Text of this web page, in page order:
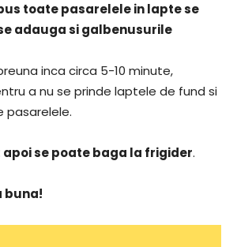
toate pasarelele in lapte se
adauga si galbenusurile
inca circa 5-10 minute,
a nu se prinde laptele de fund si
pasarelele.
se poate baga la frigider.
buna!